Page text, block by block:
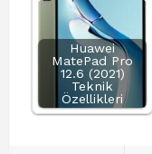
Huawei
MatePad Pro
12.6 (2021)
Teknik
Özellikleri